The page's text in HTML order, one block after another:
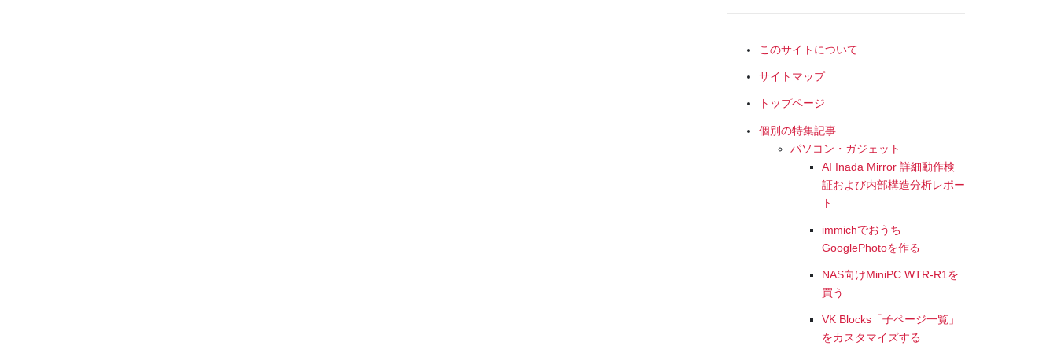
このサイトについて
サイトマップ
トップページ
個別の特集記事
パソコン・ガジェット
AI Inada Mirror 詳細動作検
証および内部構造分析レポー
ト
immichでおうち
GooglePhotoを作る
NAS向けMiniPC WTR-R1を
買う
VK Blocks「子ページ一覧」
をカスタマイズする